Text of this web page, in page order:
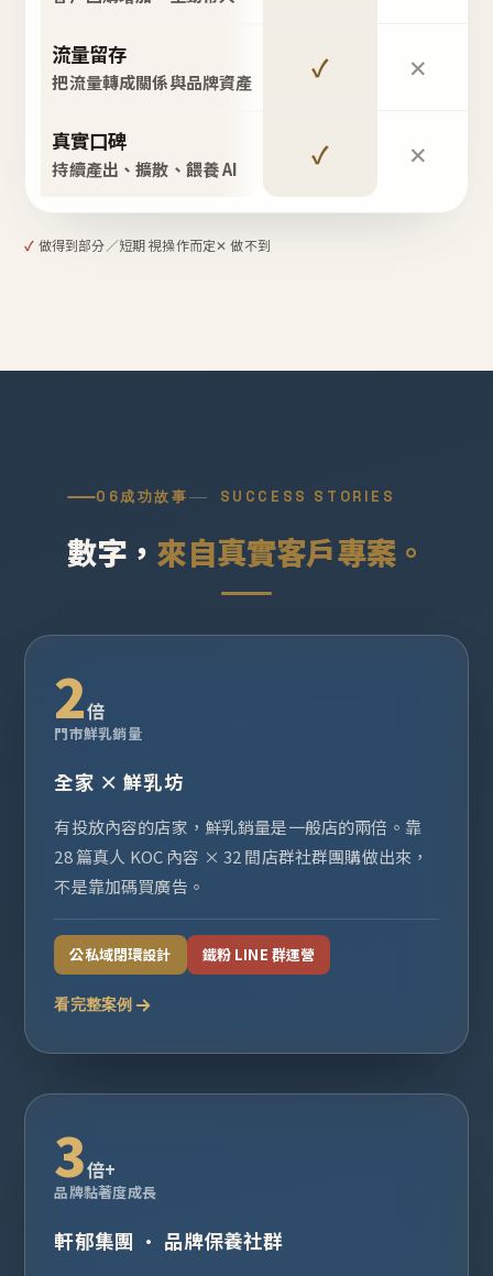
流量留存
把流量轉成關係與品牌資產 ✓ ✕
真實口碑
持續產出、擴散、餵養 AI ✓ ✕
✓ 做得到部分／短期 視操作而定✕ 做不到
06成功故事 SUCCESS STORIES
數字， 來自真實客戶專案。
2倍
門市鮮乳銷量
全家 × 鮮乳坊
有投放內容的店家，鮮乳銷量是一般店的兩倍。靠
28 篇真人 KOC 內容 × 32 間店群社群團購做出來，
不是靠加碼買廣告。
公私域閉環設計 鐵粉 LINE 群運營
看完整案例
3倍+
品牌黏著度成長
軒郁集團 · 品牌保養社群